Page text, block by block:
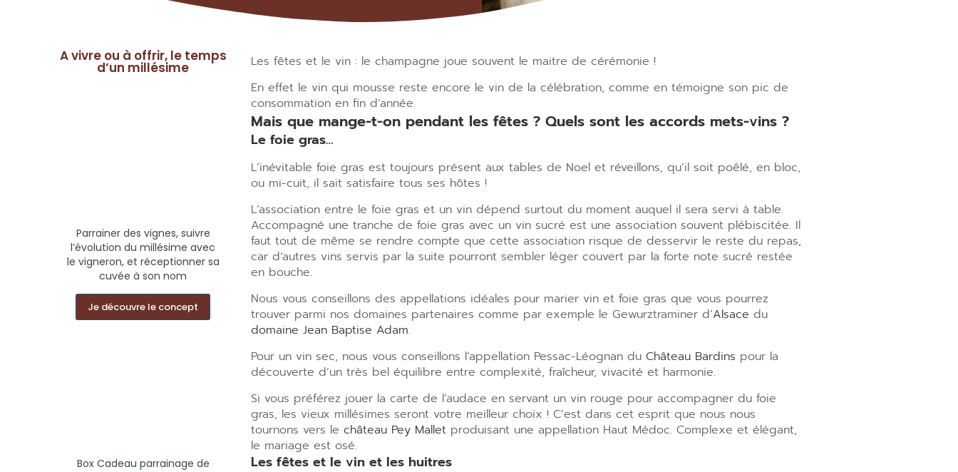
A vivre ou à offrir, le temps
d’un millésime
Parrainer des vignes, suivre
l’évolution du millésime avec
le vigneron, et réceptionner sa
cuvée à son nom
Je découvre le concept
Box Cadeau parrainage de
Les fêtes et le vin : le champagne joue souvent le maitre de cérémonie !
En effet le vin qui mousse reste encore le vin de la célébration, comme en témoigne son pic de
consommation en fin d’année.
Mais que mange-t-on pendant les fêtes ? Quels sont les accords mets-vins ?
Le foie gras…
L’inévitable foie gras est toujours présent aux tables de Noel et réveillons, qu’il soit poêlé, en bloc,
ou mi-cuit, il sait satisfaire tous ses hôtes !
L’association entre le foie gras et un vin dépend surtout du moment auquel il sera servi à table.
Accompagné une tranche de foie gras avec un vin sucré est une association souvent plébiscitée. Il
faut tout de même se rendre compte que cette association risque de desservir le reste du repas,
car d’autres vins servis par la suite pourront sembler léger couvert par la forte note sucré restée
en bouche.
Nous vous conseillons des appellations idéales pour marier vin et foie gras que vous pourrez
trouver parmi nos domaines partenaires comme par exemple le Gewurztraminer d’Alsace du
domaine Jean Baptise Adam.
Pour un vin sec, nous vous conseillons l’appellation Pessac-Léognan du Château Bardins pour la
découverte d’un très bel équilibre entre complexité, fraîcheur, vivacité et harmonie.
Si vous préférez jouer la carte de l’audace en servant un vin rouge pour accompagner du foie
gras, les vieux millésimes seront votre meilleur choix ! C’est dans cet esprit que nous nous
tournons vers le château Pey Malletproduisant une appellation Haut Médoc. Complexe et élégant,
le mariage est osé.
Les fêtes et le vin et les huitres